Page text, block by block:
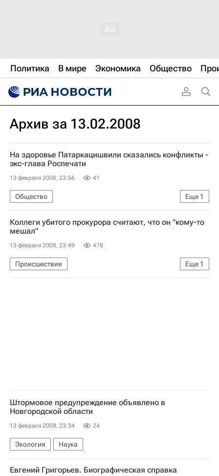
Политика В мире Экономика Общество
Архив за 13.02.2008
На здоровье Патаркацишвили сказались конфликты -
экс-глава Роспечати
13 февраля 2008, 23:56 41
Еще 1
Общество
Скончался Бадри Патаркацишвили
Коллеги убитого прокурора считают, что он "кому-то
мешал"
13 февраля 2008, 23:49 478
Еще 1
Происшествия
Убийство прокурора Саратовской области: версии, расследование
Штормовое предупреждение объявлено в
Новгородской области
13 февраля 2008, 23:34 24
Экология Наука
Евгений Григорьев. Биографическая справка